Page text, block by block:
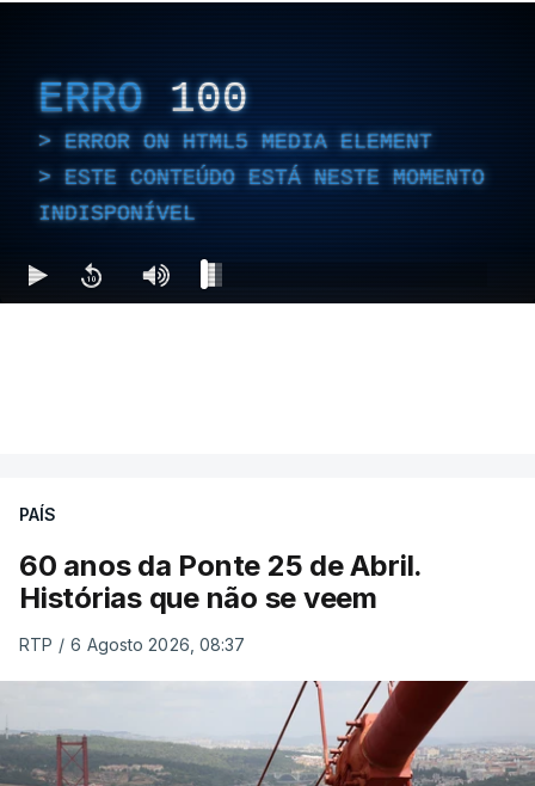
ERRO 100
ERROR ON HTML5 MEDIA ELEMENT
ESTE CONTEÚDO ESTÁ NESTE MOMENTO
INDISPONÍVEL
PAÍS
60 anos da Ponte 25 de Abril.
Histórias que não se veem
RTP / 6 Agosto 2026, 08:37